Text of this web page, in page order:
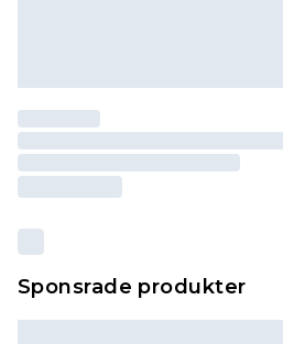
Sponsrade produkter